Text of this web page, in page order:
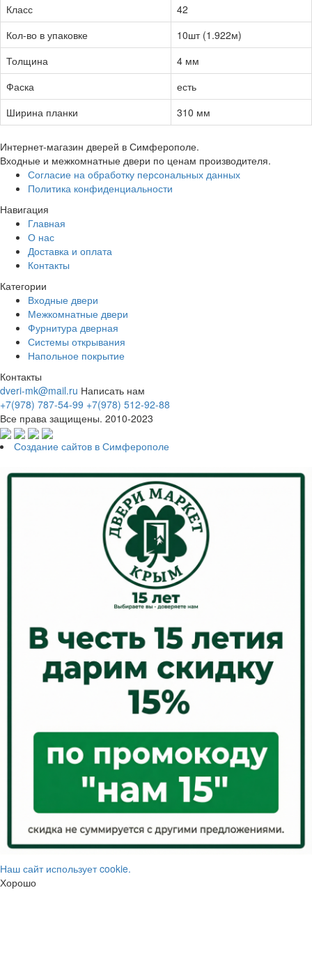
Класс
42
Кол-во в упаковке
10шт (1.922м)
Толщина
4 мм
Фаска
есть
Ширина планки
310 мм
Интернет-магазин дверей в Симферополе.
Входные и межкомнатные двери по ценам производителя.
Согласие на обработку персональных данных
Политика конфиденциальности
Навигация
Главная
О нас
Доставка и оплата
Контакты
Категории
Входные двери
Межкомнатные двери
Фурнитура дверная
Системы открывания
Напольное покрытие
Контакты
dveri-mk@mail.ru Написать нам
+7(978) 787-54-99 +7(978) 512-92-88
Все права защищены. 2010-2023
Создание сайтов в Симферополе
Наш сайт использует cookie.
Хорошо